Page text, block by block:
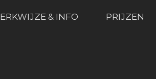
& INFO PRIJZEN